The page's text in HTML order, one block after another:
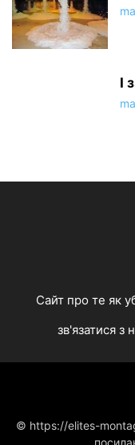
І
Cайт про те як
зв'язатися з
© https://elites-